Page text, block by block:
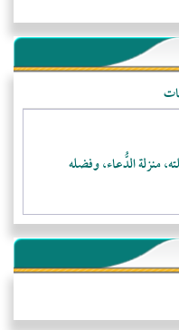
منزلة الدُّعاء، وفضله
عنهم